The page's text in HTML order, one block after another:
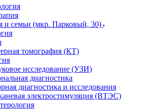
и семьи (мкр. Парковый, 30)
томография (КТ)
исследование (УЗИ)
диагностика
диагностика и исследования
электростимуляция (ВТЭС)